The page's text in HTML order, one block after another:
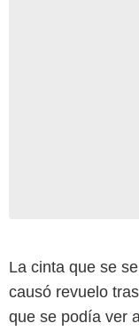
La cinta que se
causó revuelo
que se podía ver